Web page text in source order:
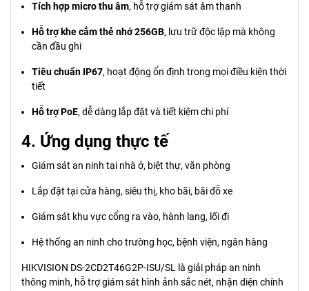
Tích hợp micro thu âm, hỗ trợ giám sát âm thanh
Hỗ trợ khe cắm thẻ nhớ 256GB, lưu trữ độc lập mà không
cần đầu ghi
Tiêu chuẩn IP67, hoạt động ổn định trong mọi điều kiện thời
tiết
Hỗ trợ PoE, dễ dàng lắp đặt và tiết kiệm chi phí
4. Ứng dụng thực tế
Giám sát an ninh tại nhà ở, biệt thự, văn phòng
Lắp đặt tại cửa hàng, siêu thị, kho bãi, bãi đỗ xe
Giám sát khu vực cổng ra vào, hành lang, lối đi
Hệ thống an ninh cho trường học, bệnh viện, ngân hàng
HIKVISION DS-2CD2T46G2P-ISU/SL là giải pháp an ninh
thông minh, hỗ trợ giám sát hình ảnh sắc nét, nhận diện chính